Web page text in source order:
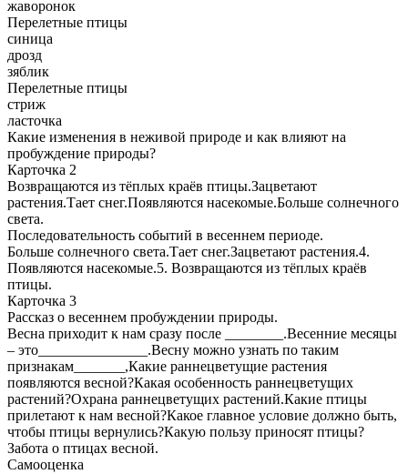
жаворонок
Перелетные птицы
синица
дрозд
зяблик
Перелетные птицы
стриж
ласточка
Какие изменения в неживой природе и как влияют на
пробуждение природы?
Карточка 2
Возвращаются из тёплых краёв птицы.Зацветают
растения.Тает снег.Появляются насекомые.Больше солнечного
света.
Последовательность событий в весеннем периоде.
Больше солнечного света.Тает снег.Зацветают растения.4.
Появляются насекомые.5. Возвращаются из тёплых краёв
птицы.
Карточка 3
Рассказ о весеннем пробуждении природы.
Весна приходит к нам сразу после ________.Весенние месяцы
– это_______________.Весну можно узнать по таким
признакам_______,Какие раннецветущие растения
появляются весной?Какая особенность раннецветущих
растений?Охрана раннецветущих растений.Какие птицы
прилетают к нам весной?Какое главное условие должно быть,
чтобы птицы вернулись?Какую пользу приносят птицы?
Забота о птицах весной.
Самооценка